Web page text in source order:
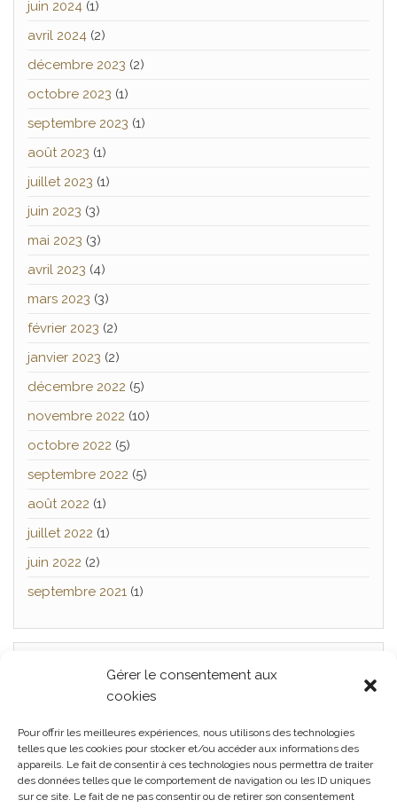
Gérer le consentement aux
cookies
Pour offrir les meilleures expériences, nous utilisons des technologies
telles que les cookies pour stocker et/ou accéder aux informations des
appareils. Le fait de consentir à ces technologies nous permettra de traiter
des données telles que le comportement de navigation ou les ID uniques
sur ce site. Le fait de ne pas consentir ou de retirer son consentement
juin 2024 (1)
avril 2024 (2)
décembre 2023 (2)
octobre 2023 (1)
septembre 2023 (1)
août 2023 (1)
juillet 2023 (1)
juin 2023 (3)
mai 2023 (3)
avril 2023 (4)
mars 2023 (3)
février 2023 (2)
janvier 2023 (2)
décembre 2022 (5)
novembre 2022 (10)
octobre 2022 (5)
septembre 2022 (5)
août 2022 (1)
juillet 2022 (1)
juin 2022 (2)
septembre 2021 (1)
TWITTER
Facebook Twitter
Politique